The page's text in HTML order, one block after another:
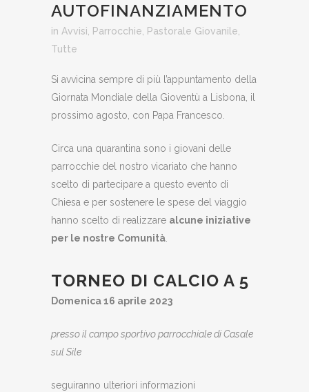
AUTOFINANZIAMENTO
in Avvisi Parrocchie Pastorale Giovanile
Tutte
Si avvicina sempre di più l’appuntamento della
Giornata Mondiale della Gioventù a Lisbona, il
prossimo agosto, con Papa Francesco.
Circa una quarantina sono i giovani delle
parrocchie del nostro vicariato che hanno
scelto di partecipare a questo evento di
Chiesa e per sostenere le spese del viaggio
hanno scelto di realizzare alcune iniziative
per le nostre Comunità
TORNEO DI CALCIO A 5
Domenica 16 aprile 2023
presso il campo sportivo parrocchiale di Casale
sul Sile
seguiranno ulteriori informazioni